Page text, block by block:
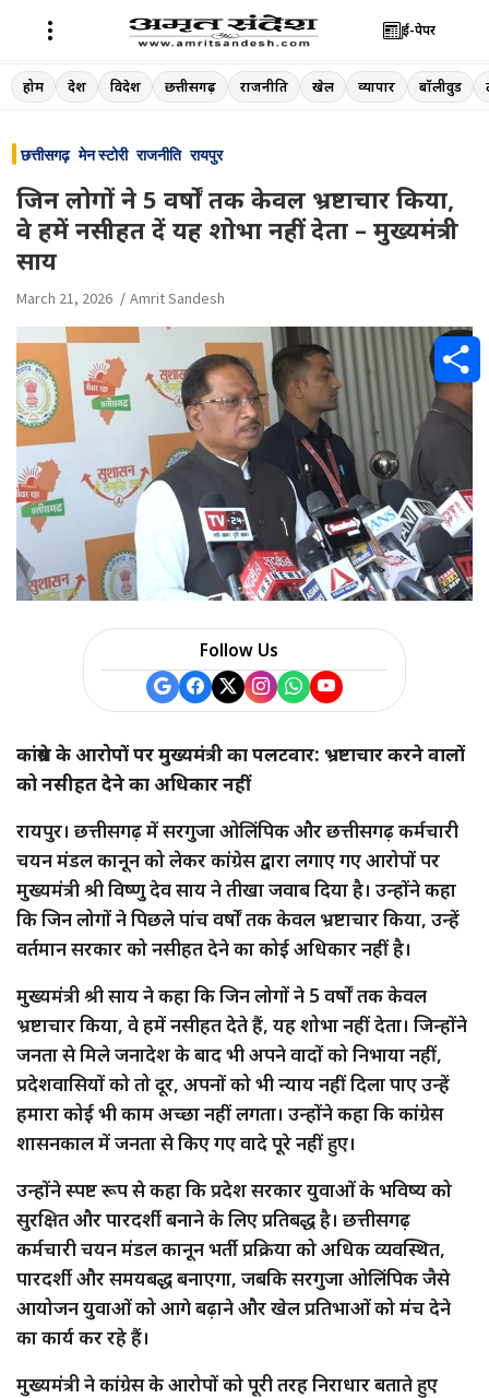
Skip
to
ई-पेपर
होम देश विदेश छत्तीसगढ़ राजनीति खेल व्यापार बॉलीवुड
छत्तीसगढ़ मेन स्टोरी राजनीति रायपुर
जिन लोगों ने 5 वर्षों तक केवल भ्रष्टाचार किया,
वे हमें नसीहत दें यह शोभा नहीं देता – मुख्यमंत्री
साय
March 21, 2026 Amrit Sandesh
Follow Us
कांग्रेस के आरोपों पर मुख्यमंत्री का पलटवार: भ्रष्टाचार करने वालों
को नसीहत देने का अधिकार नहीं
रायपुर। छत्तीसगढ़ में सरगुजा ओलिंपिक और छत्तीसगढ़ कर्मचारी
चयन मंडल कानून को लेकर कांग्रेस द्वारा लगाए गए आरोपों पर
मुख्यमंत्री श्री विष्णु देव साय ने तीखा जवाब दिया है। उन्होंने कहा
कि जिन लोगों ने पिछले पांच वर्षों तक केवल भ्रष्टाचार किया, उन्हें
वर्तमान सरकार को नसीहत देने का कोई अधिकार नहीं है।
मुख्यमंत्री श्री साय ने कहा कि जिन लोगों ने 5 वर्षों तक केवल
भ्रष्टाचार किया, वे हमें नसीहत देते हैं, यह शोभा नहीं देता। जिन्होंने
जनता से मिले जनादेश के बाद भी अपने वादों को निभाया नहीं,
प्रदेशवासियों को तो दूर, अपनों को भी न्याय नहीं दिला पाए उन्हें
हमारा कोई भी काम अच्छा नहीं लगता। उन्होंने कहा कि कांग्रेस
शासनकाल में जनता से किए गए वादे पूरे नहीं हुए।
उन्होंने स्पष्ट रूप से कहा कि प्रदेश सरकार युवाओं के भविष्य को
सुरक्षित और पारदर्शी बनाने के लिए प्रतिबद्ध है। छत्तीसगढ़
कर्मचारी चयन मंडल कानून भर्ती प्रक्रिया को अधिक व्यवस्थित,
पारदर्शी और समयबद्ध बनाएगा, जबकि सरगुजा ओलिंपिक जैसे
आयोजन युवाओं को आगे बढ़ाने और खेल प्रतिभाओं को मंच देने
का कार्य कर रहे हैं।
मुख्यमंत्री ने कांग्रेस के आरोपों को पूरी तरह निराधार बताते हुए
S
a
e